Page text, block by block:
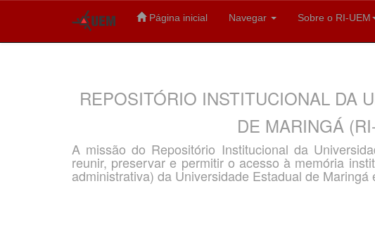
Página inicial Navegar Sobre o RI-UEM
REPOSITÓRIO INSTITUCIONAL DA
DE MARINGÁ
A missão do Repositório Institucional da
reunir, preservar e permitir o acesso à memória
administrativa) da Universidade Estadual de Maringá